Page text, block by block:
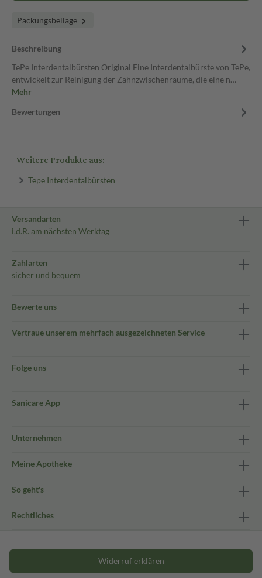
Packungsbeilage
Beschreibung
TePe Interdentalbürsten Original Eine Interdentalbürste von TePe,
entwickelt zur Reinigung der Zahnzwischenräume, die eine n…
Mehr
Bewertungen
Weitere Produkte aus:
Tepe Interdentalbürsten
Versandarten
i.d.R. am nächsten Werktag
Zahlarten
sicher und bequem
Bewerte uns
Vertraue unserem mehrfach ausgezeichneten Service
Folge uns
Sanicare App
Unternehmen
Meine Apotheke
So geht's
Rechtliches
Widerruf erklären